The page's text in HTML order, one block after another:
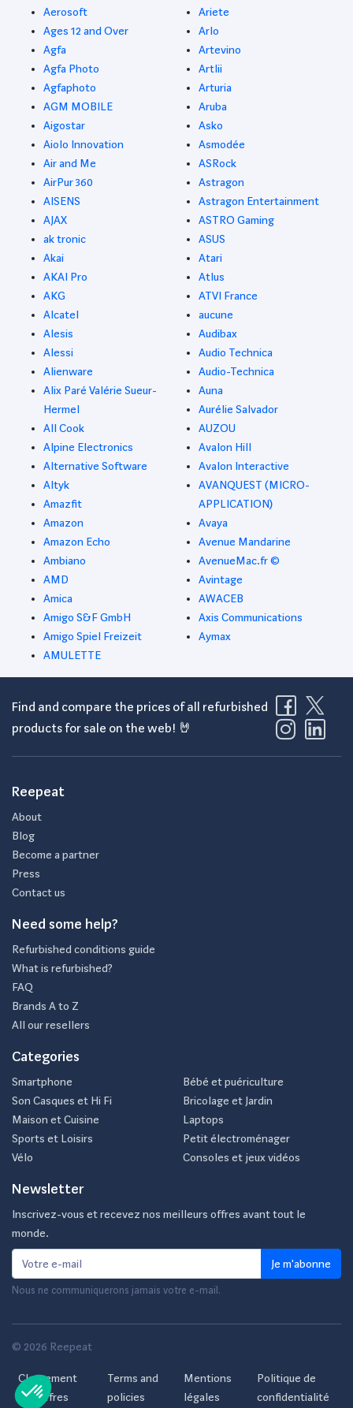
Aerosoft
Ages 12 and Over
Agfa
Agfa Photo
Agfaphoto
AGM MOBILE
Aigostar
Aiolo Innovation
Air and Me
AirPur 360
AISENS
AJAX
ak tronic
Akai
AKAI Pro
AKG
Alcatel
Alesis
Alessi
Alienware
Alix Paré Valérie Sueur-
Hermel
All Cook
Alpine Electronics
Alternative Software
Altyk
Amazfit
Amazon
Amazon Echo
Ambiano
AMD
Amica
Amigo S&F GmbH
Amigo Spiel Freizeit
AMULETTE
Ariete
Arlo
Artevino
Artlii
Arturia
Aruba
Asko
Asmodée
ASRock
Astragon
Astragon Entertainment
ASTRO Gaming
ASUS
Atari
Atlus
ATVI France
aucune
Audibax
Audio Technica
Audio-Technica
Auna
Aurélie Salvador
AUZOU
Avalon Hill
Avalon Interactive
AVANQUEST (MICRO-
APPLICATION)
Avaya
Avenue Mandarine
AvenueMac.fr ©
Avintage
AWACEB
Axis Communications
Aymax
Find and compare the prices of all refurbished
products for sale on the web! 🤘
Reepeat
About
Blog
Become a partner
Press
Contact us
Need some help?
Refurbished conditions guide
What is refurbished?
FAQ
Brands A to Z
All our resellers
Categories
Smartphone
Son Casques et Hi Fi
Maison et Cuisine
Sports et Loisirs
Vélo
Bébé et puériculture
Bricolage et Jardin
Laptops
Petit électroménager
Consoles et jeux vidéos
Newsletter
Inscrivez-vous et recevez nos meilleurs offres avant tout le
monde.
Je m'abonne
Nous ne communiquerons jamais votre e-mail.
© 2026 Reepeat
Classement
des offres
Terms and
policies
Mentions
légales
Politique de
confidentialité